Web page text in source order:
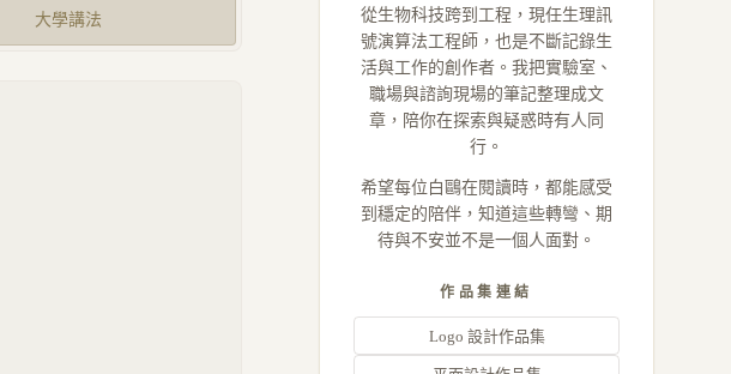
大學講法
從生物科技跨到工程，現任生理訊
號演算法工程師，也是不斷記錄生
活與工作的創作者。我把實驗室、
職場與諮詢現場的筆記整理成文
章，陪你在探索與疑惑時有人同
行。
希望每位白鷗在閱讀時，都能感受
到穩定的陪伴，知道這些轉彎、期
待與不安並不是一個人面對。
作品集連結
Logo 設計作品集